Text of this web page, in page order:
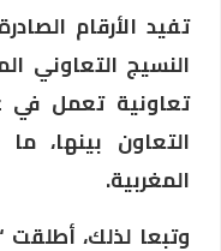
تفيد الأرقام
تعاونية تعمل في
التعاون بينها،
المغربية.